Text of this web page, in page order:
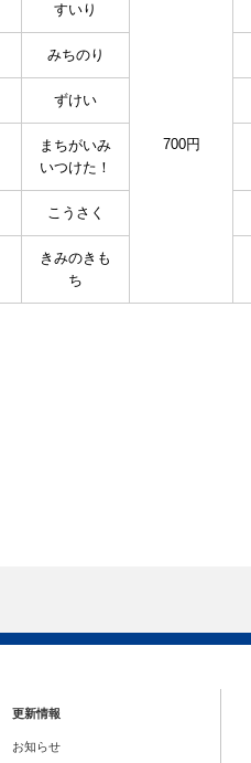
すいり
700円
みちのり
ずけい
まちがいみ
いつけた！
こうさく
きみのきも
ち
更新情報
お知らせ